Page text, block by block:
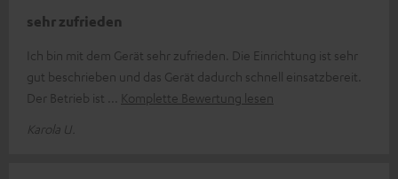
sehr zufrieden
Ich bin mit dem Gerät sehr zufrieden. Die Einrichtung ist sehr
gut beschrieben und das Gerät dadurch schnell einsatzbereit.
Der Betrieb ist
Komplette Bewertung lesen
Karola U.